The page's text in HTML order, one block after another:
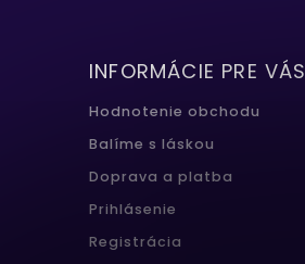
INFORMÁCIE PRE VÁS
Hodnotenie obchodu
Balíme s láskou
Doprava a platba
Prihlásenie
Registrácia